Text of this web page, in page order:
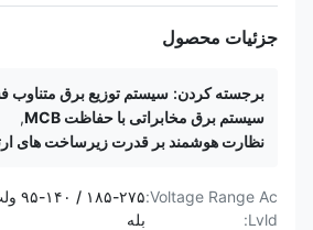
جزئیات محصول
برجسته کردن: سیستم توزیع برق متناوب
سیستم برق مخابراتی با حفاظت MCB
,
نظارت هوشمند بر قدرت زیرساخت های
Voltage Range Ac: ۱۸۵-۲۷۵ / ۹۵-۱۴۰ ولت
Lvld:
بله